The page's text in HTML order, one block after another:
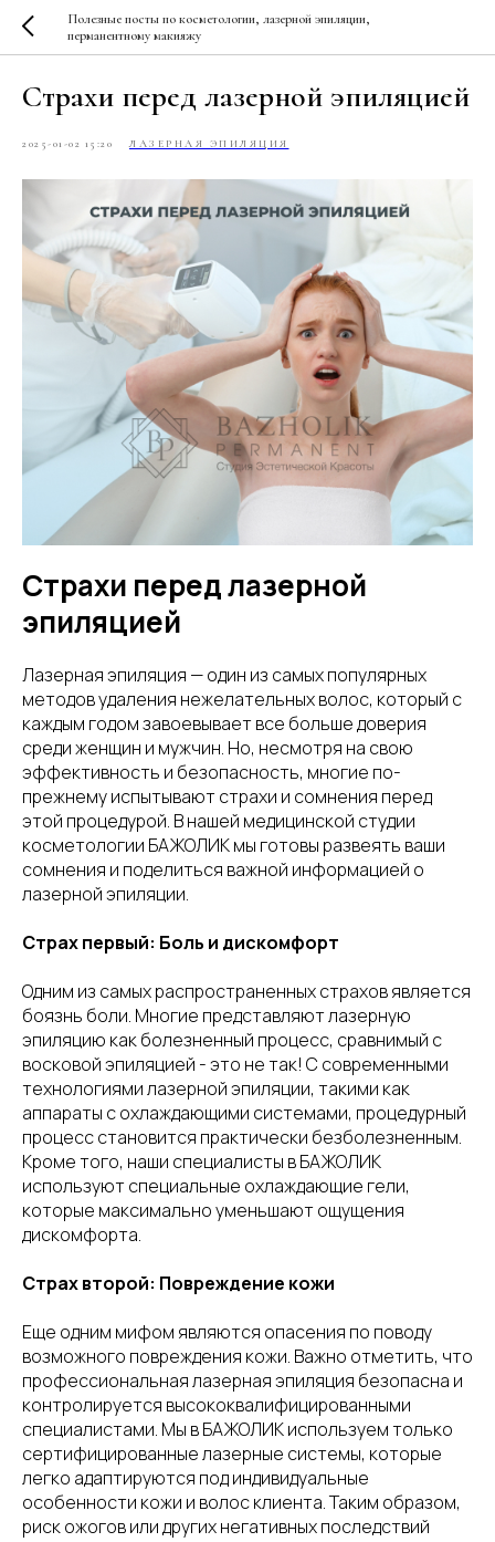
Полезные посты по косметологии, лазерной эпиляции,
перманентному макияжу
Страхи перед лазерной эпиляцией
2025-01-02 15:20 ЛАЗЕРНАЯ ЭПИЛЯЦИЯ
Страхи перед лазерной
эпиляцией
Лазерная эпиляция — один из самых популярных
методов удаления нежелательных волос, который с
каждым годом завоевывает все больше доверия
среди женщин и мужчин. Но, несмотря на свою
эффективность и безопасность, многие по-
прежнему испытывают страхи и сомнения перед
этой процедурой. В нашей медицинской студии
косметологии БАЖОЛИКмы готовы развеять ваши
сомнения и поделиться важной информацией о
лазерной эпиляции.
Страх первый: Боль и дискомфорт
Одним из самых распространенных страхов является
боязнь боли. Многие представляют лазерную
эпиляцию как болезненный процесс, сравнимый с
восковой эпиляцией - это не так! С современными
технологиями лазерной эпиляции, такими как
аппараты с охлаждающими системами, процедурный
процесс становится практически безболезненным.
Кроме того, наши специалисты в БАЖОЛИК
используют специальные охлаждающие гели,
которые максимально уменьшают ощущения
дискомфорта.
Страх второй: Повреждение кожи
Еще одним мифом являются опасения по поводу
возможного повреждения кожи. Важно отметить, что
профессиональная лазерная эпиляция безопасна и
контролируется высококвалифицированными
специалистами. Мы в БАЖОЛИК используем только
сертифицированные лазерные системы, которые
легко адаптируются под индивидуальные
особенности кожи и волос клиента. Таким образом,
риск ожогов или других негативных последствий